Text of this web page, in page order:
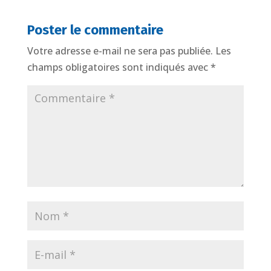
Poster le commentaire
Votre adresse e-mail ne sera pas publiée. Les
champs obligatoires sont indiqués avec*